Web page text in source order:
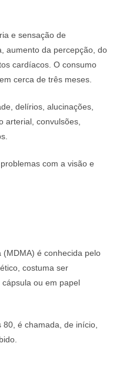
e sensação de
aumento da percepção, do
cardíacos. O consumo
cerca de três meses.
delírios, alucinações,
arterial, convulsões,
com a visão e
(MDMA) é conhecida pelo
costuma ser
ou em papel
é chamada, de início,